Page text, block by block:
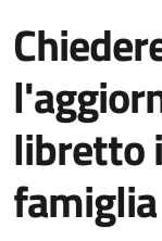
libretto
famiglia